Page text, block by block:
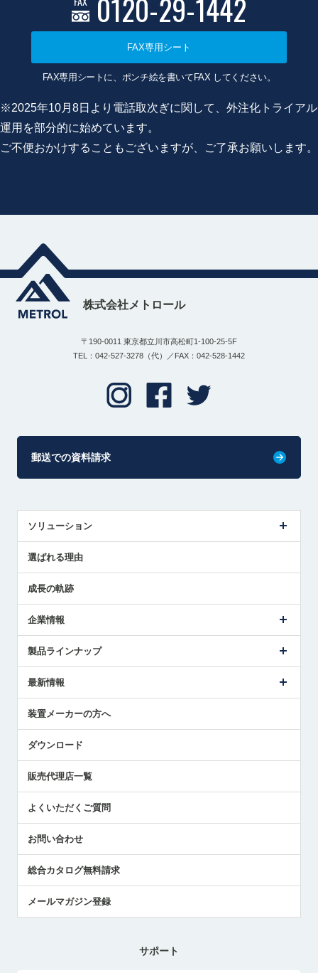
0120-29-1442
FAX専用シート
FAX専用シートに、ポンチ絵を書いてFAX してください。
※2025年10月8日より電話取次ぎに関して、外注化トライアル
運用を部分的に始めています。
ご不便おかけすることもございますが、ご了承お願いします。
株式会社メトロール
〒190-0011 東京都立川市高松町1-100-25-5F
TEL：042-527-3278（代）／FAX：042-528-1442
郵送での資料請求
ソリューション
解決策提案
選ばれる理由
成長の軌跡
企業情報
ごあいさつ
受賞履歴
採用情報
国/地域/言語
製品ラインナップ
ツールセッタ製品
エアマイクロセンサ製品
最新情報
メトロールの技術
社員ブログ
中小企業のBCP地震対策
センサのテクニカルガイド
社長ブログ
装置メーカーの方へ
ダウンロード
販売代理店一覧
よくいただくご質問
お問い合わせ
総合カタログ無料請求
メールマガジン登録
サポート